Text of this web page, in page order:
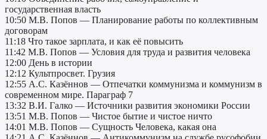
государственная власть
10:50 М.В. Попов — Планирование работы по коллективным
договорам
11:18 Что такое зарплата, и как её повысить
11:42 М.В. Попов — Условия для труда и развития человека
12:00 День в истории
12:12 Культпросвет. Грузия
12:55 А.С. Казённов — Отпечатки коммунизма и коммунизм в
современном мире. Параграф 7
13:32 В.И. Галко — Источники развития экономики России
13:51 М.В. Попов — Чистое бытие и чистое ничто
14:01 М.В. Попов — Сущность Человека, какая она